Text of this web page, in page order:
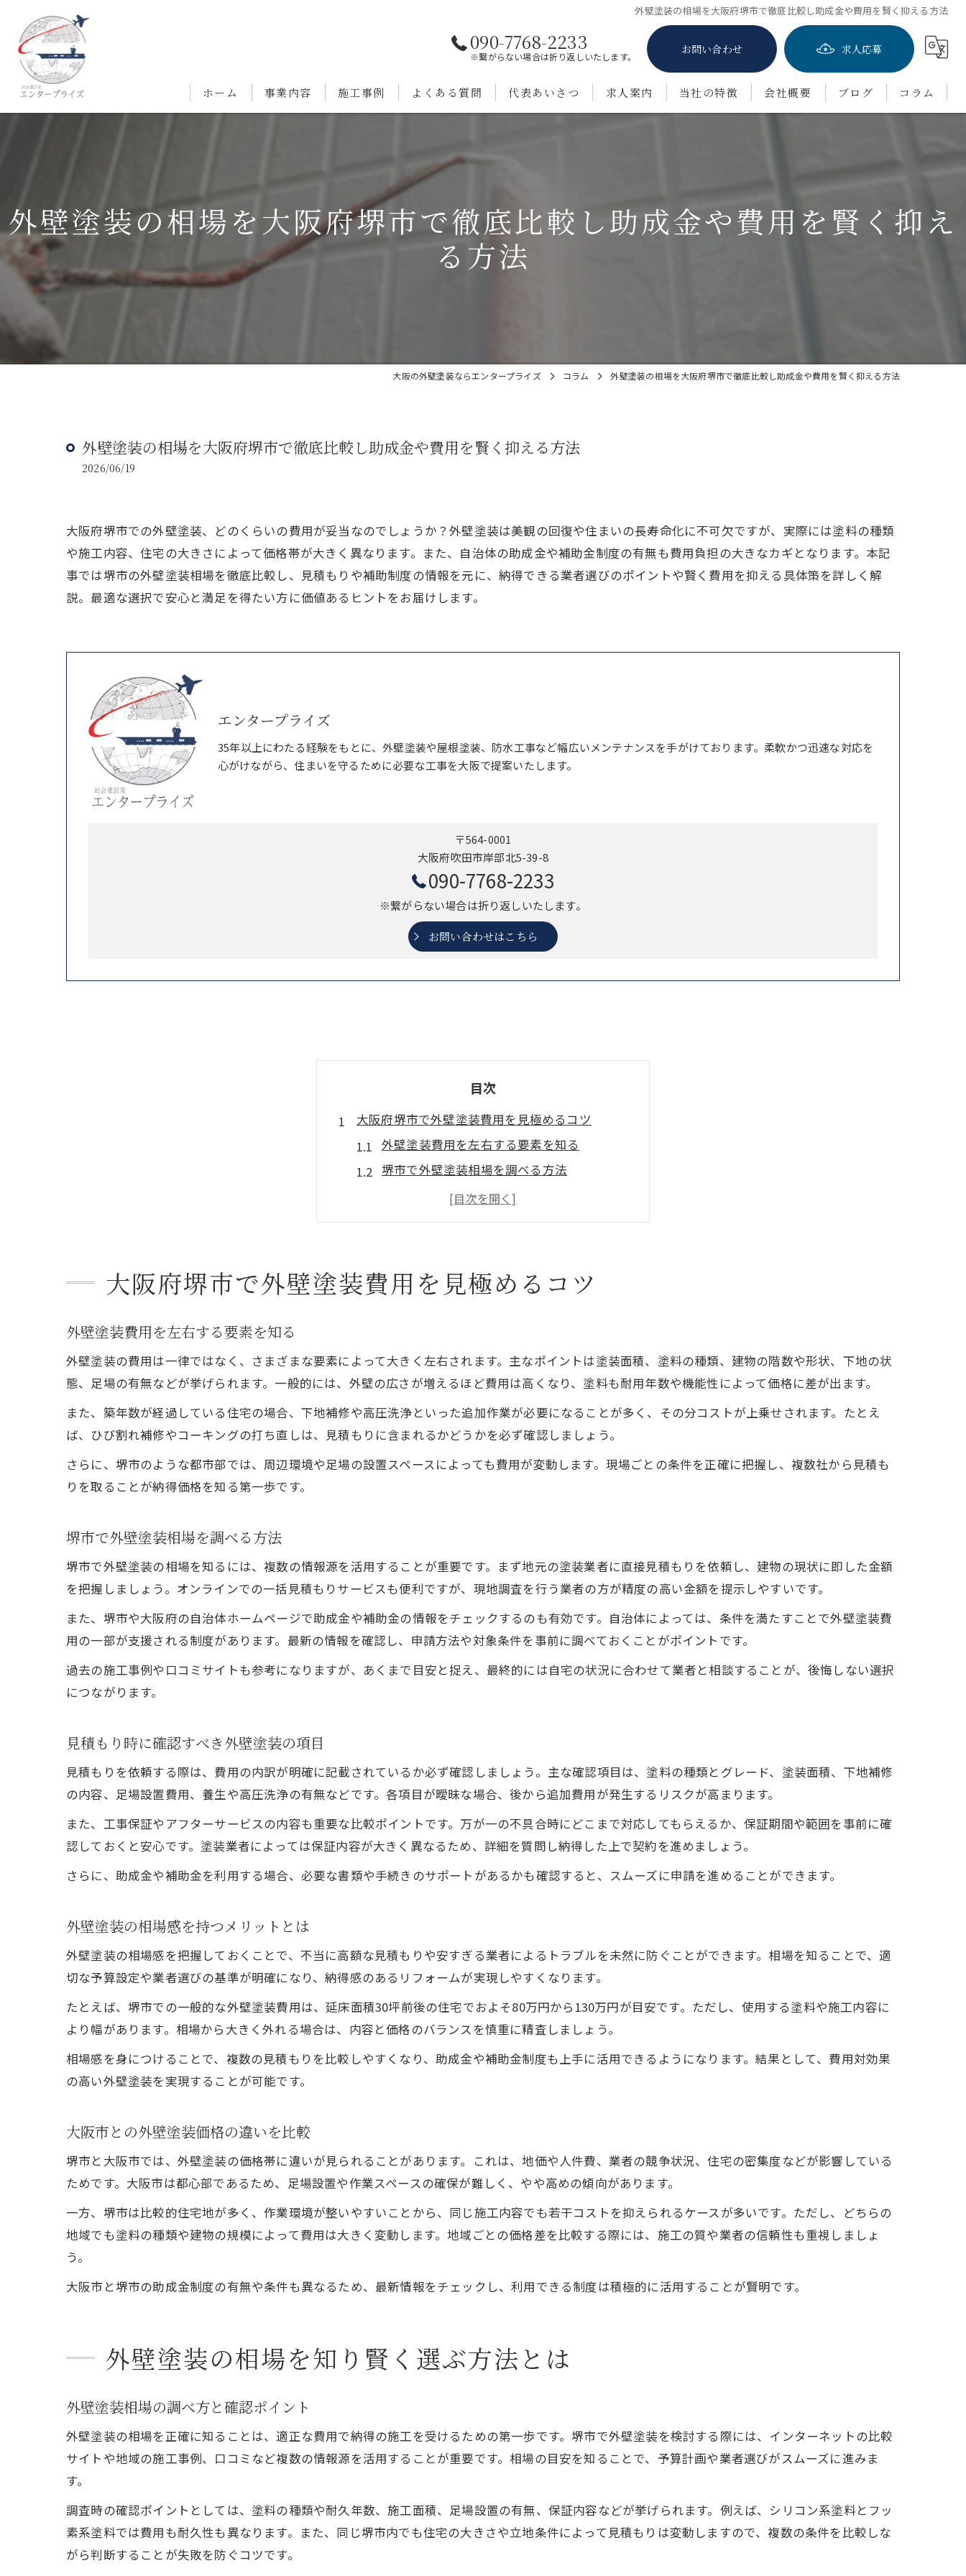
外壁塗装の相場を大阪府堺市で徹底比較し助成金や費用を賢く抑える方法
090-7768-2233
※繋がらない場合は折り返しいたします。
お問い合わせ 求人応募
ホーム 事業内容 施工事例 よくある質問 代表あいさつ 求人案内 当社の特徴
茨木市の外壁塗装
会社概要 ブログ コラム
外壁塗装の相場を大阪府堺市で徹底比較し助成金や費用を賢く抑え
る方法
大阪の外壁塗装ならエンタープライズ コラム 外壁塗装の相場を大阪府堺市で徹底比較し助成金や費用を賢く抑える方法
外壁塗装の相場を大阪府堺市で徹底比較し助成金や費用を賢く抑える方法
2026/06/19
大阪府堺市での外壁塗装、どのくらいの費用が妥当なのでしょうか？外壁塗装は美観の回復や住まいの長寿命化に不可欠ですが、実際には塗料の種類
や施工内容、住宅の大きさによって価格帯が大きく異なります。また、自治体の助成金や補助金制度の有無も費用負担の大きなカギとなります。本記
事では堺市の外壁塗装相場を徹底比較し、見積もりや補助制度の情報を元に、納得できる業者選びのポイントや賢く費用を抑える具体策を詳しく解
説。最適な選択で安心と満足を得たい方に価値あるヒントをお届けします。
エンタープライズ
35年以上にわたる経験をもとに、外壁塗装や屋根塗装、防水工事など幅広いメンテナンスを手がけております。柔軟かつ迅速な対応を
心がけながら、住まいを守るために必要な工事を大阪で提案いたします。
〒564-0001
大阪府吹田市岸部北5-39-8
090-7768-2233
※繋がらない場合は折り返しいたします。
お問い合わせはこちら
目次
大阪府堺市で外壁塗装費用を見極めるコツ
外壁塗装費用を左右する要素を知る
堺市で外壁塗装相場を調べる方法
見積もり時に確認すべき外壁塗装の項目
外壁塗装の相場感を持つメリットとは
外壁塗装の相場を知り賢く選ぶ方法とは
外壁塗装相場の調べ方と確認ポイント
外壁塗装の費用比較で失敗しないコツ
助成金活用で外壁塗装費用を抑える秘訣
堺市の外壁塗装助成金制度の特徴
外壁塗装で利用できる補助金の調べ方
堺市の外壁塗装価格動向と見積もり比較
堺市の外壁塗装価格が変動する理由
外壁塗装価格の最新トレンドをチェック
相場を踏まえた外壁塗装見積もり比較術
外壁塗装で追加費用が発生するケース
安さだけで選ぶ外壁塗装のリスク
外壁塗装トラブルを防ぐチェックリスト
保証やアフターサービスの外壁塗装確認法
外壁塗装業者の信頼性を見抜くポイント
納得の外壁塗装を叶える費用節約術
塗料選びで外壁塗装費用を最適化する方法
外壁塗装の相見積もりで得する秘訣
外壁塗装の費用節約と失敗回避の関係
大阪府堺市で外壁塗装費用を見極めるコツ
外壁塗装費用を左右する要素を知る
外壁塗装の費用は一律ではなく、さまざまな要素によって大きく左右されます。主なポイントは塗装面積、塗料の種類、建物の階数や形状、下地の状
態、足場の有無などが挙げられます。一般的には、外壁の広さが増えるほど費用は高くなり、塗料も耐用年数や機能性によって価格に差が出ます。
また、築年数が経過している住宅の場合、下地補修や高圧洗浄といった追加作業が必要になることが多く、その分コストが上乗せされます。たとえ
ば、ひび割れ補修やコーキングの打ち直しは、見積もりに含まれるかどうかを必ず確認しましょう。
さらに、堺市のような都市部では、周辺環境や足場の設置スペースによっても費用が変動します。現場ごとの条件を正確に把握し、複数社から見積も
りを取ることが納得価格を知る第一歩です。
堺市で外壁塗装相場を調べる方法
堺市で外壁塗装の相場を知るには、複数の情報源を活用することが重要です。まず地元の塗装業者に直接見積もりを依頼し、建物の現状に即した金額
を把握しましょう。オンラインでの一括見積もりサービスも便利ですが、現地調査を行う業者の方が精度の高い金額を提示しやすいです。
また、堺市や大阪府の自治体ホームページで助成金や補助金の情報をチェックするのも有効です。自治体によっては、条件を満たすことで外壁塗装費
用の一部が支援される制度があります。最新の情報を確認し、申請方法や対象条件を事前に調べておくことがポイントです。
過去の施工事例や口コミサイトも参考になりますが、あくまで目安と捉え、最終的には自宅の状況に合わせて業者と相談することが、後悔しない選択
につながります。
見積もり時に確認すべき外壁塗装の項目
見積もりを依頼する際は、費用の内訳が明確に記載されているか必ず確認しましょう。主な確認項目は、塗料の種類とグレード、塗装面積、下地補修
の内容、足場設置費用、養生や高圧洗浄の有無などです。各項目が曖昧な場合、後から追加費用が発生するリスクが高まります。
また、工事保証やアフターサービスの内容も重要な比較ポイントです。万が一の不具合時にどこまで対応してもらえるか、保証期間や範囲を事前に確
認しておくと安心です。塗装業者によっては保証内容が大きく異なるため、詳細を質問し納得した上で契約を進めましょう。
さらに、助成金や補助金を利用する場合、必要な書類や手続きのサポートがあるかも確認すると、スムーズに申請を進めることができます。
外壁塗装の相場感を持つメリットとは
外壁塗装の相場感を把握しておくことで、不当に高額な見積もりや安すぎる業者によるトラブルを未然に防ぐことができます。相場を知ることで、適
切な予算設定や業者選びの基準が明確になり、納得感のあるリフォームが実現しやすくなります。
たとえば、堺市での一般的な外壁塗装費用は、延床面積30坪前後の住宅でおよそ80万円から130万円が目安です。ただし、使用する塗料や施工内容に
より幅があります。相場から大きく外れる場合は、内容と価格のバランスを慎重に精査しましょう。
相場感を身につけることで、複数の見積もりを比較しやすくなり、助成金や補助金制度も上手に活用できるようになります。結果として、費用対効果
の高い外壁塗装を実現することが可能です。
大阪市との外壁塗装価格の違いを比較
堺市と大阪市では、外壁塗装の価格帯に違いが見られることがあります。これは、地価や人件費、業者の競争状況、住宅の密集度などが影響している
ためです。大阪市は都心部であるため、足場設置や作業スペースの確保が難しく、やや高めの傾向があります。
一方、堺市は比較的住宅地が多く、作業環境が整いやすいことから、同じ施工内容でも若干コストを抑えられるケースが多いです。ただし、どちらの
地域でも塗料の種類や建物の規模によって費用は大きく変動します。地域ごとの価格差を比較する際には、施工の質や業者の信頼性も重視しましょ
う。
大阪市と堺市の助成金制度の有無や条件も異なるため、最新情報をチェックし、利用できる制度は積極的に活用することが賢明です。
外壁塗装の相場を知り賢く選ぶ方法とは
外壁塗装相場の調べ方と確認ポイント
外壁塗装の相場を正確に知ることは、適正な費用で納得の施工を受けるための第一歩です。堺市で外壁塗装を検討する際には、インターネットの比較
サイトや地域の施工事例、口コミなど複数の情報源を活用することが重要です。相場の目安を知ることで、予算計画や業者選びがスムーズに進みま
す。
調査時の確認ポイントとしては、塗料の種類や耐久年数、施工面積、足場設置の有無、保証内容などが挙げられます。例えば、シリコン系塗料とフッ
素系塗料では費用も耐久性も異なります。また、同じ堺市内でも住宅の大きさや立地条件によって見積もりは変動しますので、複数の条件を比較しな
がら判断することが失敗を防ぐコツです。